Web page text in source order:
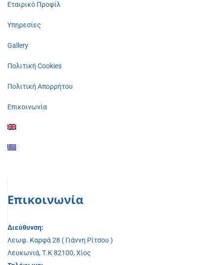
Εταιρικό Προφίλ
Υπηρεσίες
Gallery
Πολιτική Cookies
Πολιτική Απορρήτου
Επικοινωνία
Επικοινωνία
Διεύθυνση:
Λεωφ. Καρφά 28 ( Γιάννη Ρίτσου )
Λευκωνιά, Τ.Κ 82100, Χίος